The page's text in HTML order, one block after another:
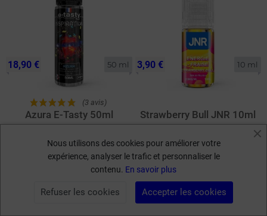
FILTRER PAR
50 ml
(3 avis)
Azura E-Tasty 50ml
Vanille
18,90 € 10 ml
Strawberry Bull JNR 10ml
3,90 €
keyboard_arrow_leftPrécédent
1 2 3 4 … 27 keyboard_arrow_right
Nous utilisons des cookies pour améliorer votre
expérience, analyser le trafic et personnaliser le
contenu. En savoir plus
Accepter les cookies
Refuser les cookies